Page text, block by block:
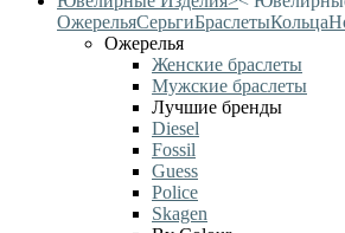
ОжерельяСерьгиБраслетыКольца
Ожерелья
Женские браслеты
Мужские браслеты
Лучшие бренды
Diesel
Fossil
Guess
Police
Skagen